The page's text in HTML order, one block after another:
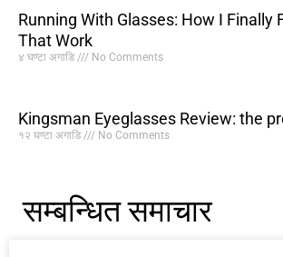
Running With Glasses: How I Finally
That Work
४ घण्टा अगाडि No Comments
Kingsman Eyeglasses Review: the
१२ घण्टा अगाडि No Comments
सम्बन्धित समाचार